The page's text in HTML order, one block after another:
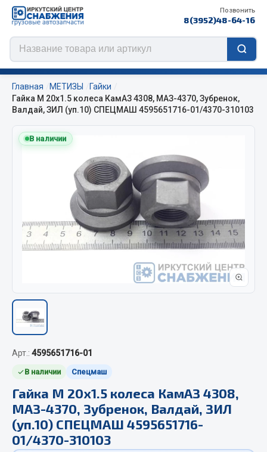
Позвонить
8(3952)48-64-16
Цепи противоскольжения
ЦЕПИ BOHU (Китай)
Изготовление цепей на колеса BOHU
Весь раздел
Отопители салона, подогреватели
Автономные воздушные отопители
Жидкостные подогреватели
Отопители салона
Подогреватели тосола
Весь раздел
Автотовары
Автозвук
Главная МЕТИЗЫ
Гайки
Гайка М 20х1.5 колеса КамАЗ 4308, МАЗ-4370, Зубренок,
Валдай, ЗИЛ (уп.10) СПЕЦМАШ 4595651716-01/4370-310103
В наличии
Арт.: 4595651716-01
В наличии Спецмаш
Гайка М 20х1.5 колеса КамАЗ 4308,
МАЗ-4370, Зубренок, Валдай, ЗИЛ
(уп.10) СПЕЦМАШ 4595651716-
01/4370-310103